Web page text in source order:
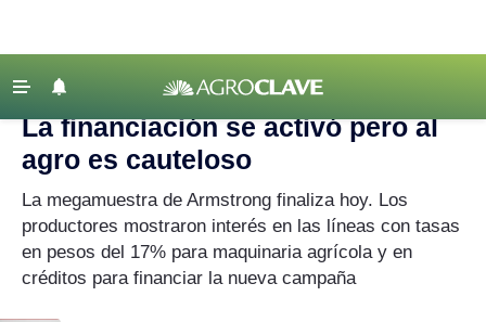
Lechería
Tecnología
‹ VOLVER
Agroclave Maquinaria agrícola | financiación
La financiación se activó pero al
agro es cauteloso
La megamuestra de Armstrong finaliza hoy. Los
productores mostraron interés en las líneas con tasas
en pesos del 17% para maquinaria agrícola y en
créditos para financiar la nueva campaña